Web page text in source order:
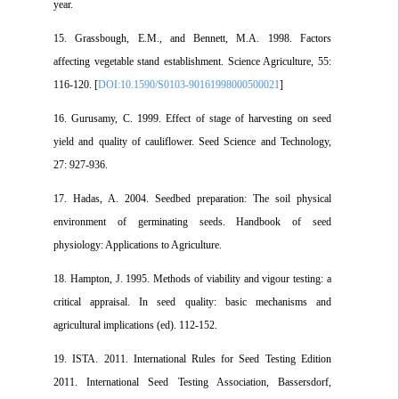
year.
15. Grassbough, E.M., and Bennett, M.A. 1998. Factors
affecting vegetable stand establishment. Science Agriculture, 55:
116-120. [DOI:10.1590/S0103-90161998000500021
16. Gurusamy, C. 1999. Effect of stage of harvesting on seed
yield and quality of cauliflower. Seed Science and Technology,
27: 927-936.
17. Hadas, A. 2004. Seedbed preparation: The soil physical
environment of germinating seeds. Handbook of seed
physiology: Applications to Agriculture.
18. Hampton, J. 1995. Methods of viability and vigour testing: a
critical appraisal. In seed quality: basic mechanisms and
agricultural implications (ed). 112-152.
19. ISTA. 2011. International Rules for Seed Testing Edition
2011. International Seed Testing Association, Bassersdorf,